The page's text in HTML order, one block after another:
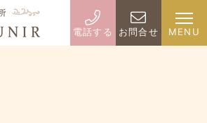
電話する お問合せ